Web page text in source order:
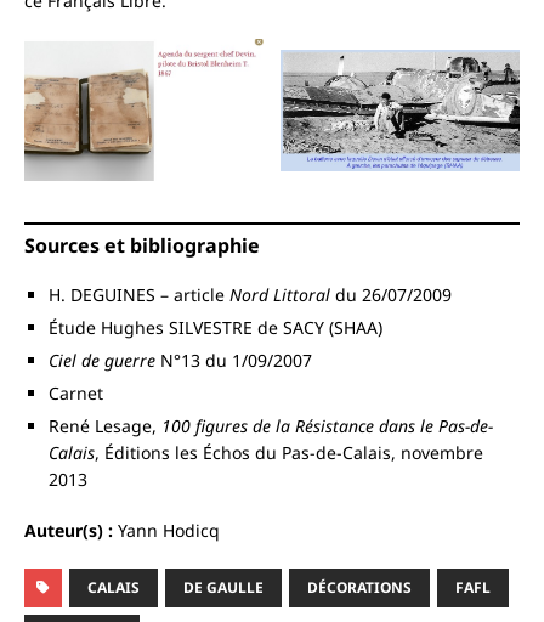
Sources et bibliographie
H. DEGUINES – article Nord Littoral du 26/07/2009
Étude Hughes SILVESTRE de SACY (SHAA)
Ciel de guerre N°13 du 1/09/2007
Carnet
René Lesage, 100 figures de la Résistance dans le Pas-de-
Calais, Éditions les Échos du Pas-de-Calais, novembre
2013
Auteur(s) : Yann Hodicq
CALAIS DE GAULLE DÉCORATIONS FAFL